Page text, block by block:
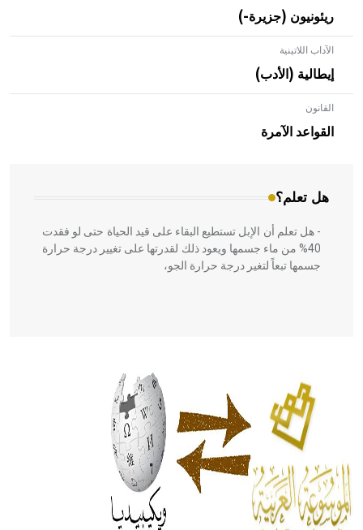
ريئونيون (جزيرة-)
الآداب اللاتينية
إيطالية (الأدب)
القانون
القواعد الآمرة
هل تعلم؟
- هل تعلم أن الأبلق نوع من الفنون الهندسية التي ارتبطت
بالعمارة الإسلامية في بلاد الشام ومصر خاصة، حيث يحرص
المعمار على بناء مداميكه وخاصة في الواجهات
- هل تعلم أن الإبل تستطيع البقاء على قيد الحياة حتى لو فقدت
40% من ماء جسمها ويعود ذلك لقدرتها على تغيير درجة حرارة
جسمها تبعاً لتغير درجة حرارة الجو،
الحكم، الأدلة، تنظيم التغذية، ورسالته في جروح الرأس. ويعود
له الفضل بأنه حرر الطب من الدين والفلسفة.
- هل تعلم أن المرجان إفراز حيواني يتكون في البحر ويتركب
من مادة كربونات الكلسيوم، وهو أحمر أو شديد الحمرة وهو
أجود أنواعه، ويمتاز بكبر الحجم ويسمى الش